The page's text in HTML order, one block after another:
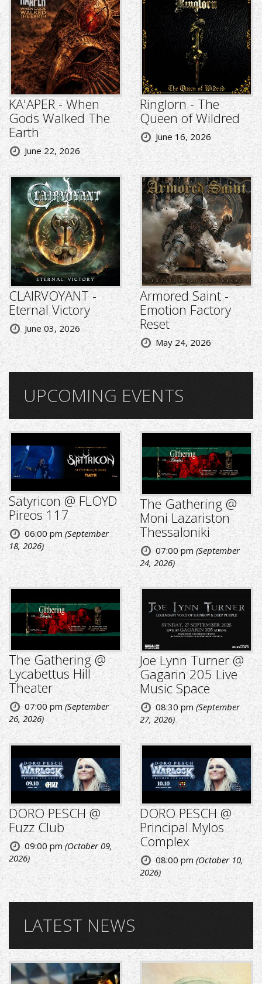
KA'APER - When
Gods Walked The
Earth
June 22, 2026
Ringlorn - The
Queen of Wildred
June 16, 2026
CLAIRVOYANT -
Eternal Victory
June 03, 2026
Armored Saint -
Emotion Factory
Reset
May 24, 2026
UPCOMING EVENTS
Satyricon @ FLOYD
Pireos 117
06:00 pm(September
18, 2026)
The Gathering @
Moni Lazariston
Thessaloniki
07:00 pm (September
24, 2026)
The Gathering @
Lycabettus Hill
Theater
07:00 pm(September
26, 2026)
Joe Lynn Turner @
Gagarin 205 Live
Music Space
08:30 pm (September
27, 2026)
DORO PESCH @
Fuzz Club
09:00 pm(October 09,
2026)
DORO PESCH @
Principal Mylos
Complex
08:00 pm(October 10,
2026)
LATEST NEWS